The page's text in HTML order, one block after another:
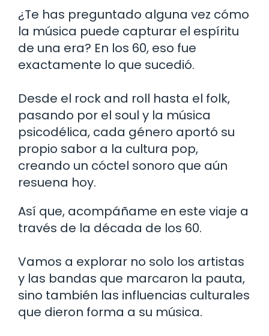
¿Te has preguntado alguna vez cómo
la música puede capturar el espíritu
de una era? En los 60, eso fue
exactamente lo que sucedió.
Desde el rock and roll hasta el folk,
pasando por el soul y la música
psicodélica, cada género aportó su
propio sabor a la cultura pop,
creando un cóctel sonoro que aún
resuena hoy.
Así que, acompáñame en este viaje a
través de la década de los 60.
Vamos a explorar no solo los artistas
y las bandas que marcaron la pauta,
sino también las influencias culturales
que dieron forma a su música.